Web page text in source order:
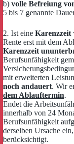
b) volle Befreiung
5 bis 7 genannte
2. Ist eine Karenzzeit
Rente erst mit dem
Karenzzeit
Berufsunfähigkeit
mit erweiterten
noch andauert. Wir
dem Ablauftermin.
Endet die
innerhalb von 24
Berufsunfähigkeit
derselben Ursache
berücksichtigt.